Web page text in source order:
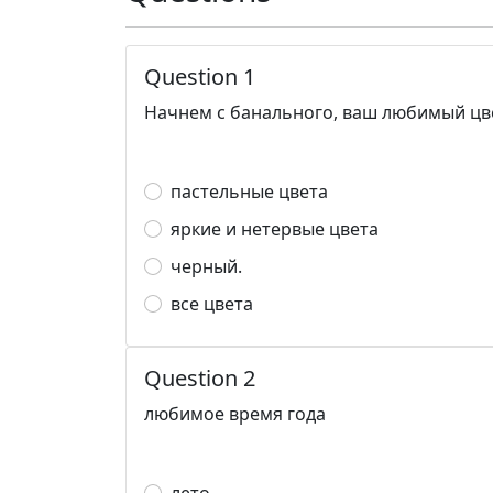
Question 1
Начнем с банального, ваш любимый
пастельные цвета
яркие и нетервые цвета
черный.
все цвета
Question 2
любимое время года